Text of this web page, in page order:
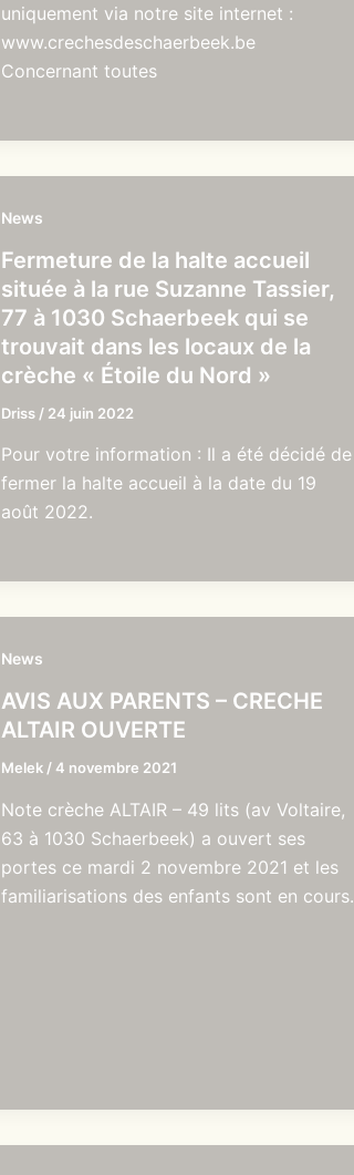
uniquement via notre site internet :
www.crechesdeschaerbeek.be
Concernant toutes
News
Fermeture de la halte accueil
située à la rue Suzanne Tassier,
77 à 1030 Schaerbeek qui se
trouvait dans les locaux de la
crèche « Étoile du Nord »
Driss / 24 juin 2022
Pour votre information : Il a été décidé de
fermer la halte accueil à la date du 19
août 2022.
News
AVIS AUX PARENTS – CRECHE
ALTAIR OUVERTE
Melek /4 novembre 2021
Note crèche ALTAIR – 49 lits (av Voltaire,
63 à 1030 Schaerbeek) a ouvert ses
portes ce mardi 2 novembre 2021 et les
familiarisations des enfants sont en cours.